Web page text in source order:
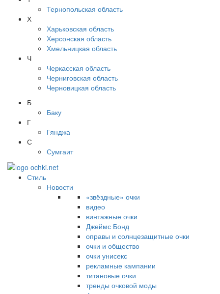
Тернопольская область
Х
Харьковская область
Херсонская область
Хмельницкая область
Ч
Черкасская область
Черниговская область
Черновицкая область
Б
Баку
Г
Гянджа
С
Сумгаит
Стиль
Новости
«звёздные» очки
видео
винтажные очки
Джеймс Бонд
оправы и солнцезащитные очки
очки и общество
очки унисекс
рекламные кампании
титановые очки
тренды очковой моды